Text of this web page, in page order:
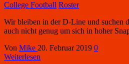
College Football Roster
Wir bleiben in der D-Line und suchen
auch nicht genug um sich in hoher
Von Mike 20. Februar 2019 0
Weiterlesen